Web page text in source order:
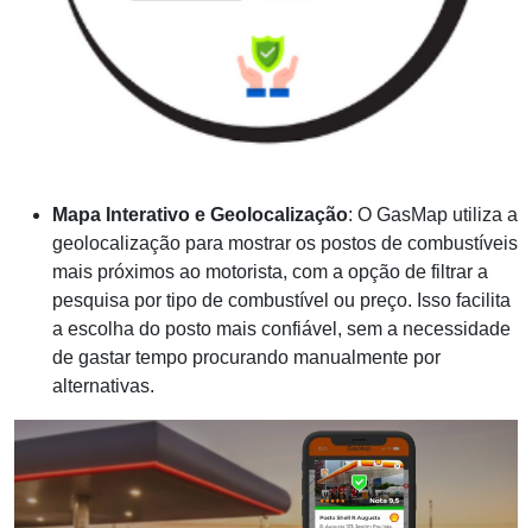
Mapa Interativo e Geolocalização: O GasMap utiliza a
geolocalização para mostrar os postos de combustíveis
mais próximos ao motorista, com a opção de filtrar a
pesquisa por tipo de combustível ou preço. Isso facilita
a escolha do posto mais confiável, sem a necessidade
de gastar tempo procurando manualmente por
alternativas.